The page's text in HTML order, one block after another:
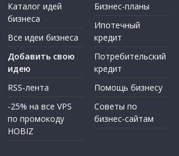
Каталог идей
бизнеса
Все идеи бизнеса
Добавить свою
идею
RSS-лента
-25% на все VPS
по промокоду
HOBIZ
Бизнес-планы
Ипотечный
кредит
Потребительский
кредит
Помощь бизнесу
Советы по
бизнес-сайтам